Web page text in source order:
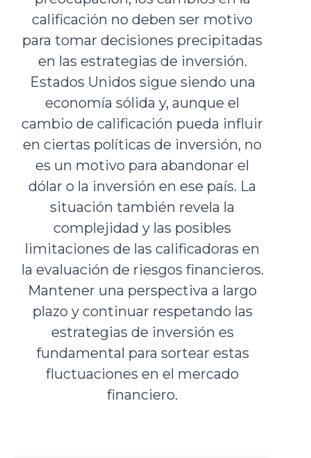
calificación no deben ser motivo
para tomar decisiones precipitadas
en las estrategias de inversión.
Estados Unidos sigue siendo una
economía sólida y, aunque el
cambio de calificación pueda influir
en ciertas políticas de inversión, no
es un motivo para abandonar el
dólar o la inversión en ese país. La
situación también revela la
complejidad y las posibles
limitaciones de las calificadoras en
la evaluación de riesgos financieros.
Mantener una perspectiva a largo
plazo y continuar respetando las
estrategias de inversión es
fundamental para sortear estas
fluctuaciones en el mercado
financiero.